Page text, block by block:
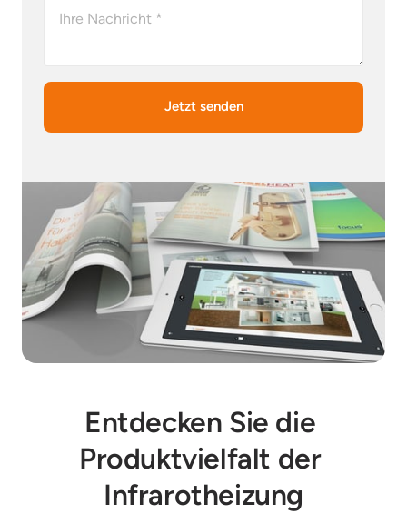
Jetzt senden
Entdecken Sie die
Produktvielfalt der
Infrarotheizung